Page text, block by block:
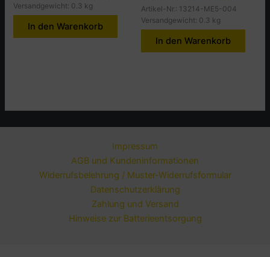
Versandgewicht: 0.3 kg
In den Warenkorb
Artikel-Nr.: 13214-ME5-004
Versandgewicht: 0.3 kg
In den Warenkorb
Impressum
AGB und Kundeninformationen
Widerrufsbelehrung / Muster-Widerrufsformular
Datenschutzerklärung
Zahlung und Versand
Hinweise zur Batterieentsorgung